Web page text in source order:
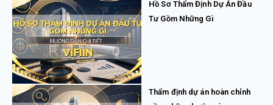
Hồ Sơ Thẩm Định Dự Án Đầu
Tư Gồm Những Gì
Thẩm định dự án hoàn chỉnh